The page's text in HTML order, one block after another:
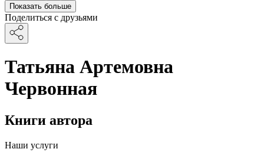
Показать больше
Поделиться с друзьями
Татьяна Артемовна
Червонная
Книги автора
Наши услуги